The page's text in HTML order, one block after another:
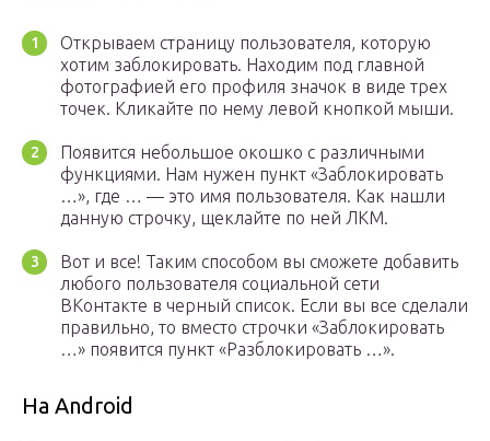
Открываем страницу пользователя, которую
хотим заблокировать. Находим под главной
фотографией его профиля значок в виде трех
точек. Кликайте по нему левой кнопкой мыши.
Появится небольшое окошко с различными
функциями. Нам нужен пункт «Заблокировать
…», где … — это имя пользователя. Как нашли
данную строчку, щеклайте по ней ЛКМ.
Вот и все! Таким способом вы сможете добавить
любого пользователя социальной сети
ВКонтакте в черный список. Если вы все сделали
правильно, то вместо строчки «Заблокировать
…» появится пункт «Разблокировать …».
На Android